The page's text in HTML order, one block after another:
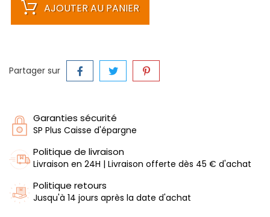
AJOUTER AU PANIER
Partager sur
Garanties sécurité
SP Plus Caisse d'épargne
Politique de livraison
Livraison en 24H | Livraison offerte dès 45 € d'achat
Politique retours
Jusqu'à 14 jours après la date d'achat